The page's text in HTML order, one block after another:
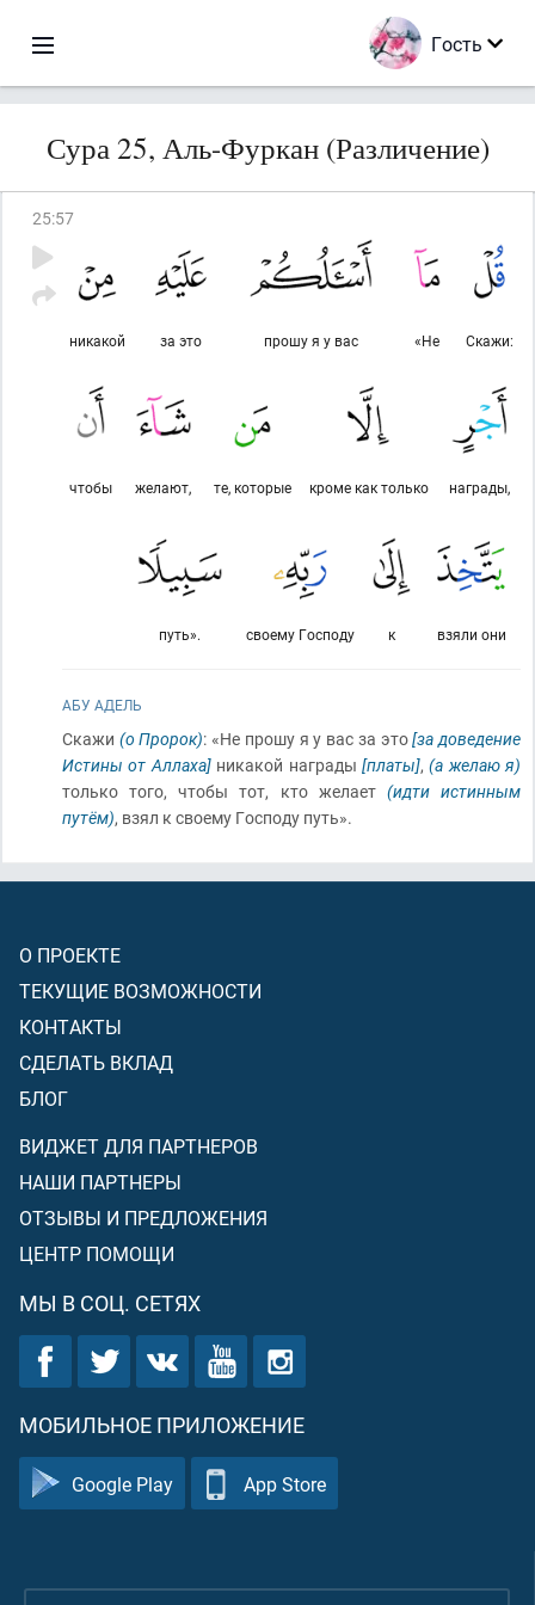
Гость
Сура 25, Аль-Фуркан (Различение)
25:57
Скажи:
«Не
прошу я у вас
за это
никакой
награды,
кроме как только
те, которые
желают,
чтобы
взяли они
к
своему Господу
путь».
АБУ АДЕЛЬ
Скажи (о Пророк): «Не прошу я у вас за это[за доведение
Истины от Аллаха]никакой награды [платы],(а желаю я)
только того, чтобы тот, кто желает (идти истинным
путём), взял к своему Господу путь».
О ПРОЕКТЕ
ТЕКУЩИЕ ВОЗМОЖНОСТИ
КОНТАКТЫ
СДЕЛАТЬ ВКЛАД
БЛОГ
ВИДЖЕТ ДЛЯ ПАРТНЕРОВ
НАШИ ПАРТНЕРЫ
ОТЗЫВЫ И ПРЕДЛОЖЕНИЯ
ЦЕНТР ПОМОЩИ
МЫ В СОЦ. СЕТЯХ
МОБИЛЬНОЕ ПРИЛОЖЕНИЕ
Google Play App Store